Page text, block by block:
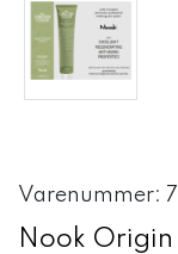
Varenummer:
Nook Origin